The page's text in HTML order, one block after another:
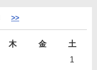
>>
木 金
土
1